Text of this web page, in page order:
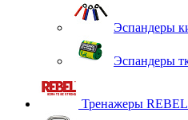
Эспандеры
Эспандеры
Тренажеры REBEL